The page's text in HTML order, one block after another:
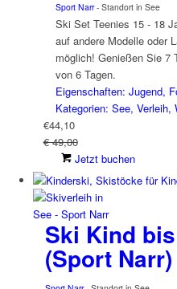
Sport Narr- Standort in See
Ski Set Teenies 15 - 18
auf andere Modelle oder
möglich! Genießen Sie 7
von 6 Tagen.
Eigenschaften: Jugend,
Kategorien: See, Verleih,
€44,10
€ 49,00
Jetzt buchen
Ski Kind
(Sport Narr)